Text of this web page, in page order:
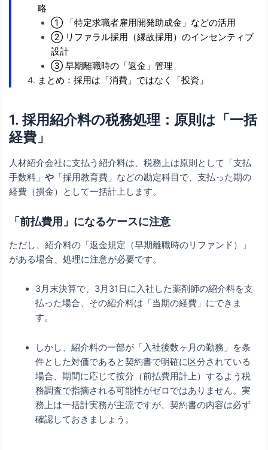
略
① 「特定求職者雇用開発助成金」などの活用
② リファラル採用（縁故採用）のインセンティブ
設計
③ 早期離職時の「返金」管理
まとめ：採用は「消費」ではなく「投資」
1. 採用紹介料の税務処理：原則は「一括
経費」
人材紹介会社に支払う紹介料は、税務上は原則として「支払
手数料」や 「採用教育費」などの勘定科目で、支払った期の
経費（損金）として一括計上します。
「前払費用」になるケースに注意
ただし、紹介料の「返金規定（早期離職時のリファンド）」
がある場合、処理に注意が必要です。
3月末決算で、3月31日に入社した薬剤師の紹介料を支
払った場合、その紹介料は「当期の経費」にできま
す。
しかし、紹介料の一部が「入社後数ヶ月の勤務」を条
件とした対価であると契約書で明確に区分されている
場合、期間に応じて按分（前払費用計上）するよう税
務調査で指摘される可能性がゼロではありません。実
務上は一括計実務が主流ですが、契約書の内容は必ず
確認しておきましょう。